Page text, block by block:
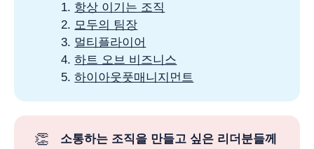
1. 항상 이기는 조직
2. 모두의 팀장
3. 멀티플라이어
4.하트 오브 비즈니스
5.하이아웃풋매니지먼트
👏
소통하는 조직을 만들고 싶은 리더분들께